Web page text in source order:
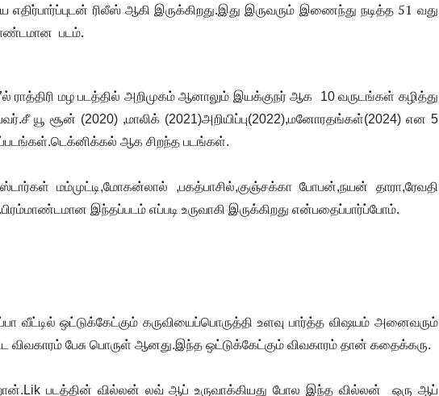
ரிலீஸ் ஆகி இருக்கிறது.இது இருவரும் இணைந்து நடித்த 51 வது
படம்.
மழ படத்தில் அறிமுகம் ஆனாலும் இயக்குநர் ஆக 10 வருடங்கள் கழித்து
யூ சூன் (2020) ,மாலிக் (2021)அறியிப்பு(2022),மனோரதங்கள்(2024) என 5
ஆக சிறந்த படங்கள்.
மம்முட்டி,மோகன்லால் ,பகத்பாசில்,குஞ்சக்கா போபன்,நயன் தாரா,ரேவதி
இந்தப்படம் எப்படி உருவாகி இருக்கிறது என்பதைப்பார்ப்போம்.
வீட்டில் ஒட்டுக்கேட்கும் கருவியைப்பொருத்தி உளவு பார்த்த விஷயம் அனைவரும்
விவகாரம் பேசு பொருள் ஆனது.இந்த ஒட்டுக்கேட்கும் விவகாரம் தான் கதைக்கரு.
படத்தின் வில்லன் லவ் ஆப் உருவாக்கியது போல இந்த வில்லன் ஒரு ஆப்